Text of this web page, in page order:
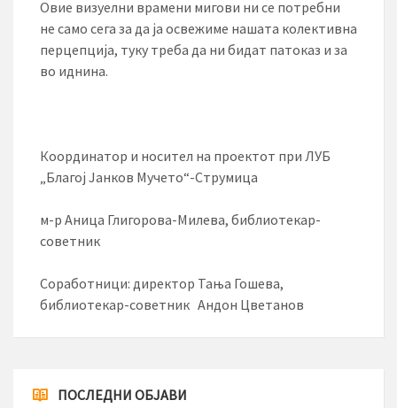
Овие визуелни врамени мигови ни се потребни
не само сега за да ја освежиме нашата колективна
перцепција, туку треба да ни бидат патоказ и за
во иднина.
Координатор и носител на проектот при ЛУБ
„Благој Јанков Мучето“-Струмица
м-р Аница Глигорова-Милева, библиотекар-
советник
Соработници: директор Тања Гошева,
библиотекар-советник Андон Цветанов
ПОСЛЕДНИ ОБЈАВИ